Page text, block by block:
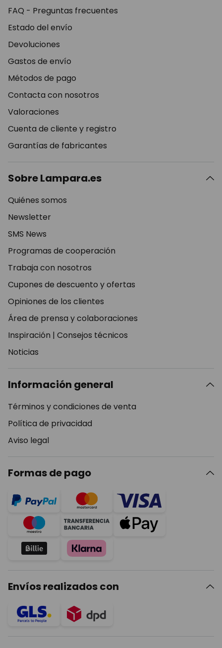
FAQ - Preguntas frecuentes
Estado del envío
Devoluciones
Gastos de envío
Métodos de pago
Contacta con nosotros
Valoraciones
Cuenta de cliente y registro
Garantías de fabricantes
Sobre Lampara.es
Quiénes somos
Newsletter
SMS News
Programas de cooperación
Trabaja con nosotros
Cupones de descuento y ofertas
Opiniones de los clientes
Área de prensa y colaboraciones
Inspiración | Consejos técnicos
Noticias
Información general
Términos y condiciones de venta
Política de privacidad
Aviso legal
Formas de pago
Envíos realizados con